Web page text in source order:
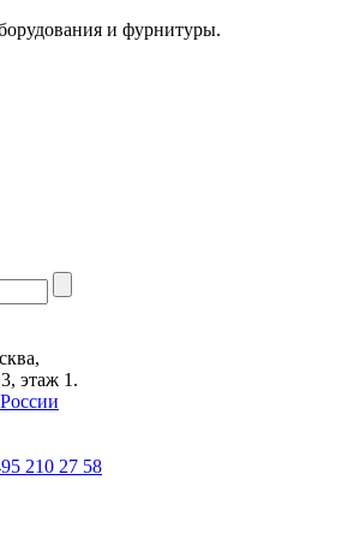
и фурнитуры.
этаж 1.
210 27 58